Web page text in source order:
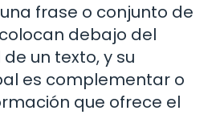
frase o conjunto de
debajo del
un texto, y su
es complementar o
que ofrece el